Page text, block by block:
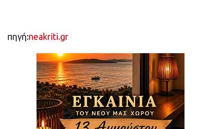
πηγή:neakriti.gr